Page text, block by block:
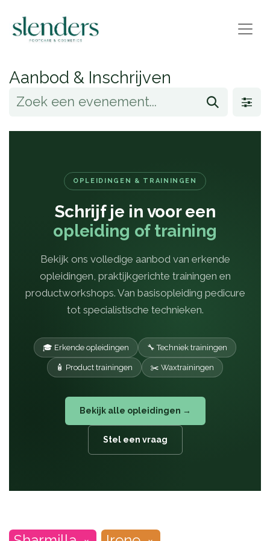
Aanbod & Inschrijven
OPLEIDINGEN & TRAININGEN
Schrijf je in voor een
opleiding of training
Bekijk ons volledige aanbod van erkende
opleidingen, praktijkgerichte trainingen en
productworkshops. Van basisopleiding pedicure
tot specialistische technieken.
🎓 Erkende opleidingen 🔧 Techniek trainingen
🧴 Product trainingen ✂️ Waxtrainingen
Bekijk alle opleidingen →
Stel een vraag